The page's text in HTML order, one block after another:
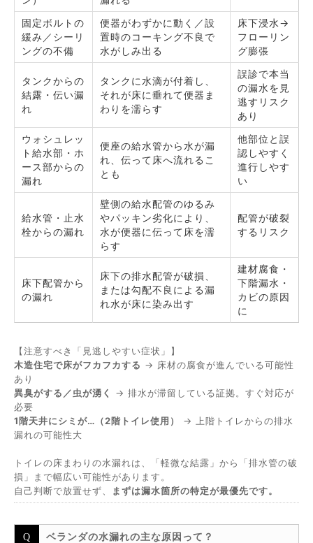
固定ボルトの
緩み／シーリ
ングの不備
便器がわずかに動く／設
置時のコーキング不良で
水がしみ出る
床下浸水→
フローリン
グ膨張
タンクからの
結露・伝い漏
れ
タンクに水滴が付着し、
それが床に垂れて便器ま
わりを濡らす
誤診で本当
の漏水を見
逃すリスク
あり
ウォシュレッ
ト給水部・ホ
ース部からの
漏れ
便座の給水管から水が漏
れ、伝って床へ流れるこ
とも
他部位と誤
認しやすく
進行しやす
い
給水管・止水
栓からの漏れ
壁側の給水配管のゆるみ
やパッキン劣化により、
水が便器に伝って床を濡
らす
配管が破裂
するリスク
床下配管から
の漏れ
床下の排水配管が破損、
または勾配不良による漏
れ水が床に染み出す
建材腐食・
下階漏水・
カビの原因
に
【注意すべき「見逃しやすい症状」】
木造住宅で床がフカフカする → 床材の腐食が進んでいる可能性
あり
異臭がする／虫が湧く
→ 排水が滞留している証拠。すぐ対応が
必要
1階天井にシミが…（2階トイレ使用）
→ 上階トイレからの排水
漏れの可能性大
トイレの床まわりの水漏れは、「軽微な結露」から「排水管の破
損」まで幅広い可能性があります。
自己判断で放置せず、
まずは漏水箇所の特定が最優先です。
ベランダの水漏れの主な原因って？